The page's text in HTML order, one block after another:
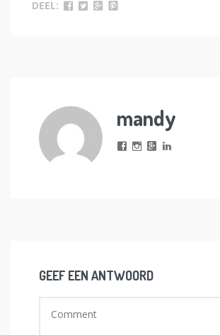
DEEL:
mandy
GEEF EEN ANTWOORD